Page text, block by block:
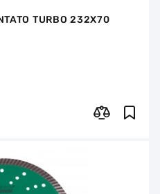
TURBO 232X70